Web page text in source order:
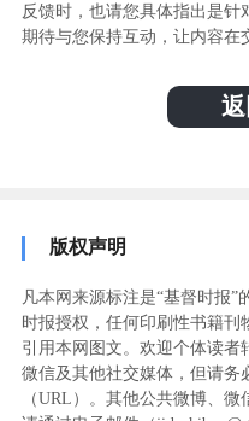
反馈时，也请您具体指出是针
期待与您保持互动，让内容在
版权声明
凡本网来源标注是“基督时报
时报授权，任何印刷性书籍
引用本网图文。欢迎个体读者
微信及其他社交媒体，但请务
（URL）。其他公共微博、